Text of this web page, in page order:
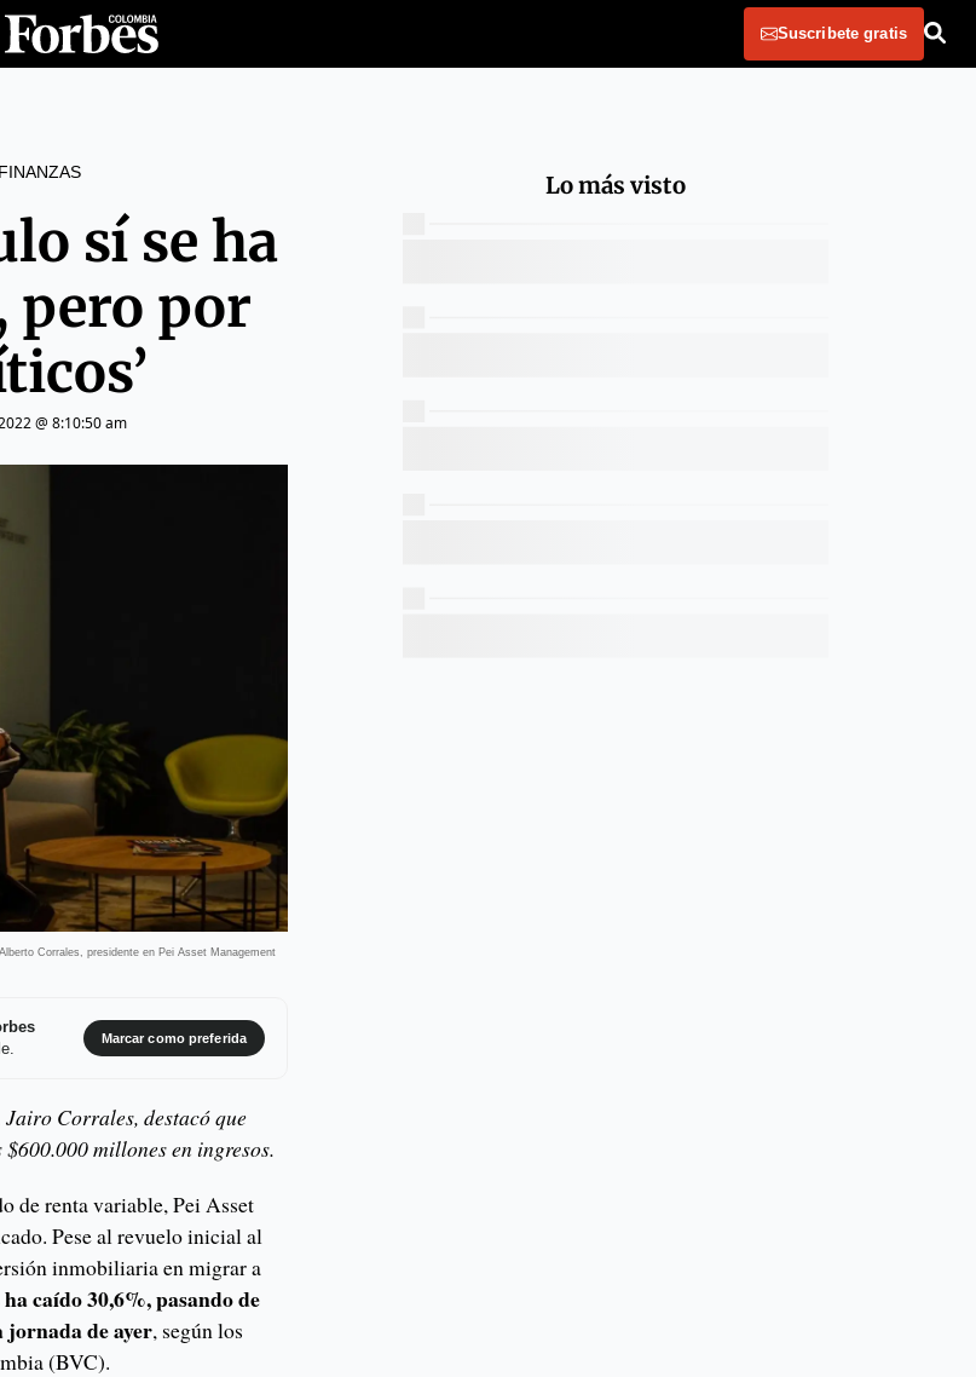
Suscribete gratis
sí se ha
pero por
@ 8:10:50 am
Corrales, presidente en Pei Asset Management
Marcar como preferida
Jairo Corrales, destacó que
millones en ingresos.
de renta variable, Pei Asset
Pese al revuelo inicial al
inmobiliaria en migrar a
caído 30,6%, pasando de
jornada de ayer, según los
(BVC).
Lo más visto